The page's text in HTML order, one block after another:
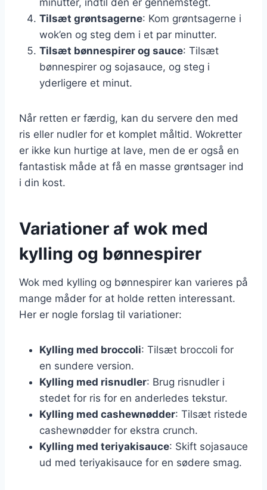
Tilsæt grøntsagerne: Kom grøntsagerne i
wok’en og steg dem i et par minutter.
Tilsæt bønnespirer og sauce: Tilsæt
bønnespirer og sojasauce, og steg i
yderligere et minut.
Når retten er færdig, kan du servere den med
ris eller nudler for et komplet måltid. Wokretter
er ikke kun hurtige at lave, men de er også en
fantastisk måde at få en masse grøntsager ind
i din kost.
Variationer af wok med
kylling og bønnespirer
Wok med kylling og bønnespirer kan varieres på
mange måder for at holde retten interessant.
Her er nogle forslag til variationer:
Kylling med broccoli: Tilsæt broccoli for
en sundere version.
Kylling med risnudler: Brug risnudler i
stedet for ris for en anderledes tekstur.
Kylling med cashewnødder: Tilsæt ristede
cashewnødder for ekstra crunch.
Kylling med teriyakisauce: Skift sojasauce
ud med teriyakisauce for en sødere smag.